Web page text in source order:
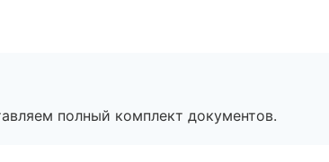
полный комплект документов.